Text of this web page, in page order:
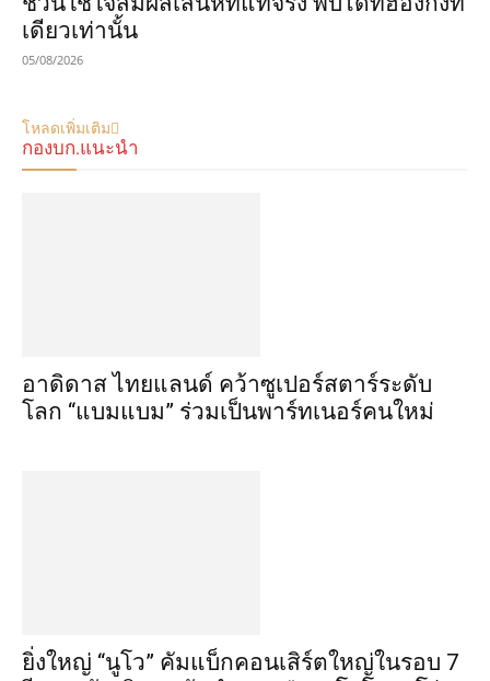
เดียวเท่านั้น
05/08/2026
โหลดเพิ่มเติม
กองบก.แนะนำ
อาดิดาส ไทยแลนด์ คว้าซูเปอร์สตาร์ระดับ
โลก “แบมแบม” ร่วมเป็นพาร์ทเนอร์คนใหม่
ยิ่งใหญ่ “นูโว” คัมแบ็กคอนเสิร์ตใหญ่ในรอบ 7